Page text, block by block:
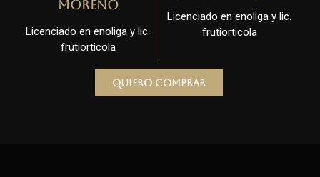
Moreno
Licenciado en enoliga y lic.
frutiorticola
Licenciado en enoliga y lic.
frutiorticola
Quiero comprar